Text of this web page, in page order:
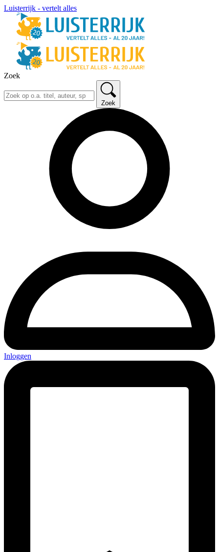
Luisterrijk - vertelt alles
Zoek
Zoek
Inloggen